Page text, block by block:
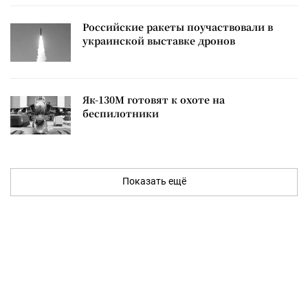
Российские ракеты поучаствовали в
украинской выставке дронов
Як-130М готовят к охоте на
беспилотники
Показать ещё